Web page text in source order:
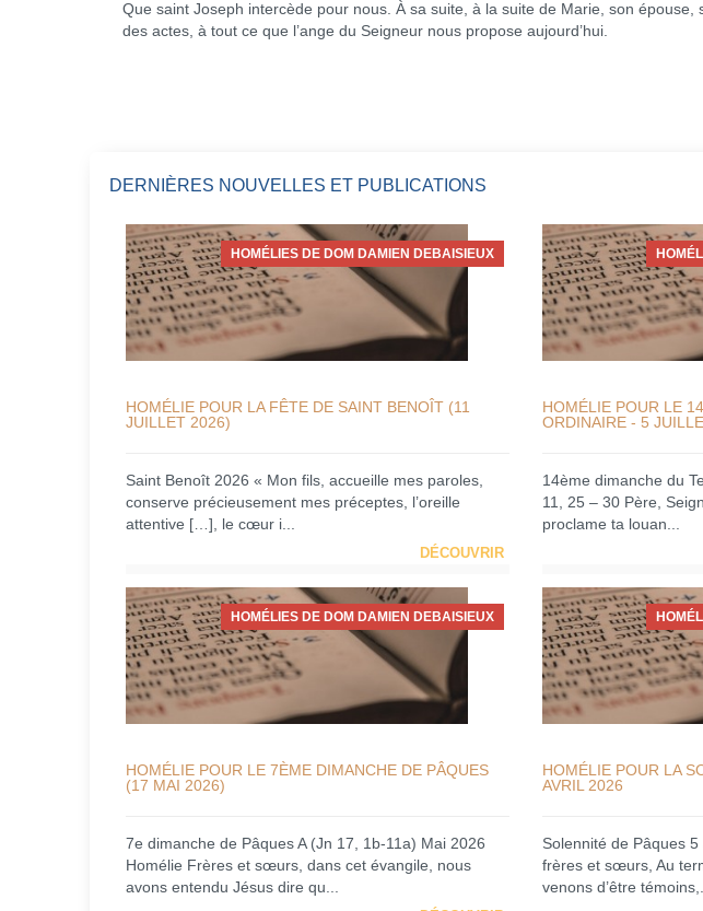
Que saint Joseph intercède pour nous. À sa suite, à la suite de Marie, son
des actes, à tout ce que l’ange du Seigneur nous propose aujourd’hui.
DERNIÈRES NOUVELLES ET PUBLICATIONS
HOMÉLIES DE DOM DAMIEN DEBAISIEUX
HOMÉLIE POUR LA FÊTE DE SAINT BENOÎT (11
JUILLET 2026)
Saint Benoît 2026 « Mon fils, accueille mes paroles,
conserve précieusement mes préceptes, l’oreille
attentive […], le cœur i...
DÉCOUVRIR
HOMÉLIE POUR LE
ORDINAIRE - 5
14ème dimanche du
11, 25 – 30 Père,
proclame ta louan...
HOMÉLIES DE DOM DAMIEN DEBAISIEUX
HOMÉLIE POUR LE 7ÈME DIMANCHE DE PÂQUES
(17 MAI 2026)
7e dimanche de Pâques A (Jn 17, 1b-11a) Mai 2026
Homélie Frères et sœurs, dans cet évangile, nous
avons entendu Jésus dire qu...
HOMÉLIE POUR LA
AVRIL 2026
Solennité de Pâques
frères et sœurs, Au
venons d’être